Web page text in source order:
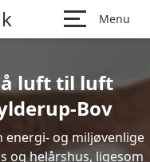
Menu
luft til luft
Bov
og miljøvenlige
og helårshus, ligesom